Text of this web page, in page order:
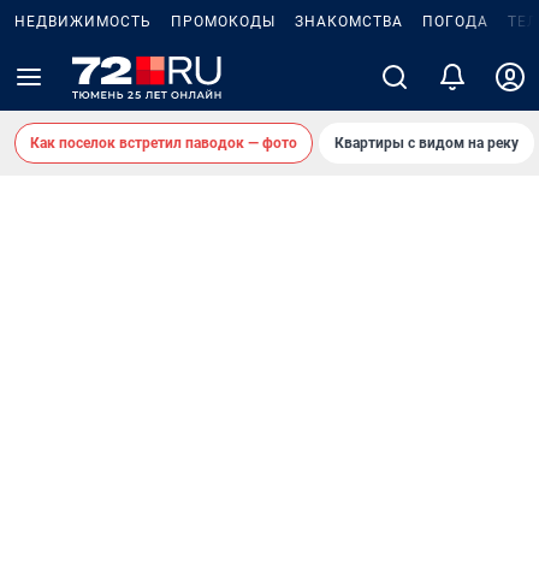
НЕДВИЖИМОСТЬ ПРОМОКОДЫ ЗНАКОМСТВА ПОГОДА
Как поселок встретил паводок — фото Квартиры с видом на реку